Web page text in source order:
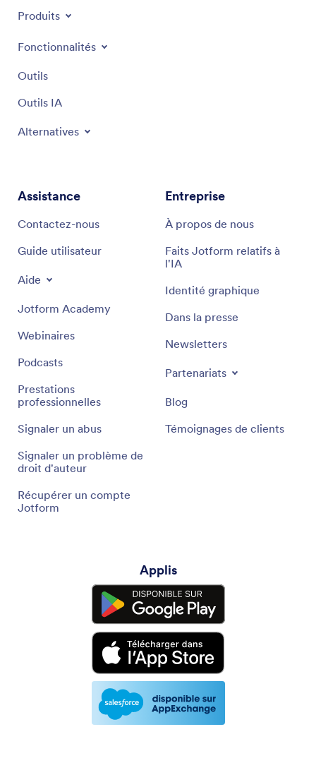
Produits
Fonctionnalités
Outils
Outils IA
Alternatives
Assistance
Contactez-nous
Guide utilisateur
Aide
Jotform Academy
Webinaires
Podcasts
Prestations
professionnelles
Signaler un abus
Signaler un problème de
droit d'auteur
Récupérer un compte
Jotform
Entreprise
À propos de nous
Faits Jotform relatifs à
l'IA
Identité graphique
Dans la presse
Newsletters
Partenariats
Blog
Témoignages de clients
Applis